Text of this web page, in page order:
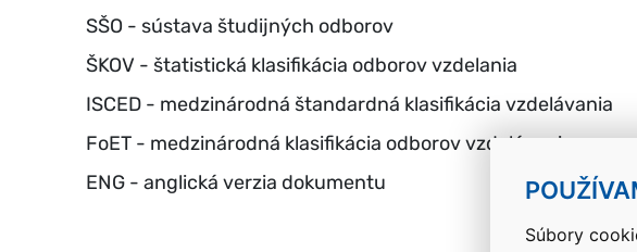
Súbory
SŠO - sústava študijných odborov
ŠKOV - štatistická klasifikácia odborov vzdelania
ISCED - medzinárodná štandardná klasifikácia vzdelávania
FoET - medzinárodná klasifikácia odborov vzdelávania
ENG - anglická verzia dokumentu